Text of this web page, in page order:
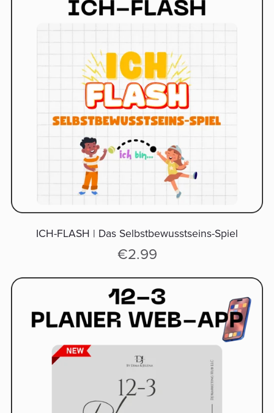
ICH-FLASH | Das Selbstbewusstseins-Spiel
€2.99